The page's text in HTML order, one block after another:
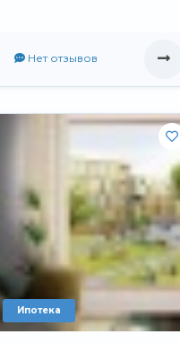
Нет отзывов
Ипотека